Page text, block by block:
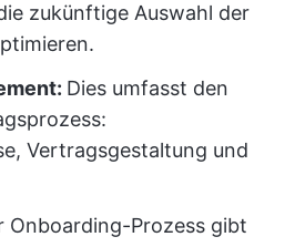
zukünftige Auswahl der
Dies umfasst den
Vertragsgestaltung und
Onboarding-Prozess gibt